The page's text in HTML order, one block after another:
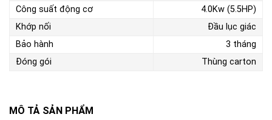
MÔ TẢ SẢN PHẨM
Công suất động cơ
4.0Kw (5.5HP)
Khớp nối
Đầu lục giác
Bảo hành
3 tháng
Đóng gói
Thùng carton